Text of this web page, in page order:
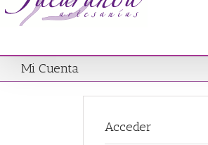
Mi Cuenta
Acceder